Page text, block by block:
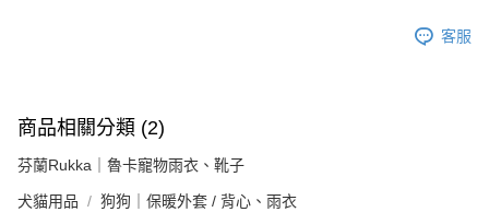
客服
商品相關分類 (2)
芬蘭Rukka｜魯卡寵物雨衣、靴子
犬貓用品 狗狗｜保暖外套 / 背心、雨衣